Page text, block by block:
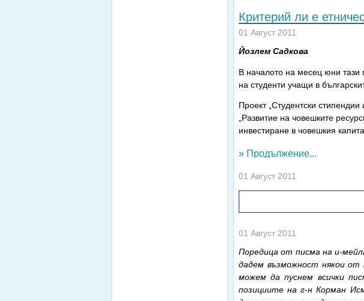
Критерий ли е
01 Август 2011
Йозлем Садкова
В началото на месец юни тази
на студенти учащи в
Проект „Студентски
„Развитие на човешките
инвестиране в човешкия
» Продължение...
01 Август 2011
01 Август 2011
Поредица от писма на и-
дадем възможност някои от
можем да пуснем всички
позициите на г-н Корман